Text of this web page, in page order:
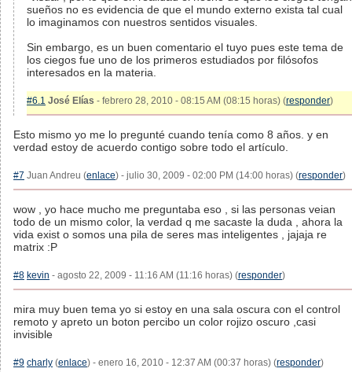
sueños no es evidencia de que el mundo externo exista tal cual
lo imaginamos con nuestros sentidos visuales.
Sin embargo, es un buen comentario el tuyo pues este tema de
los ciegos fue uno de los primeros estudiados por filósofos
interesados en la materia.
#6.1 José Elías - febrero 28, 2010 - 08:15 AM (08:15 horas) (responder)
Esto mismo yo me lo pregunté cuando tenía como 8 años. y en
verdad estoy de acuerdo contigo sobre todo el artículo.
#7 Juan Andreu (enlace) - julio 30, 2009 - 02:00 PM (14:00 horas) (responder)
wow , yo hace mucho me preguntaba eso , si las personas veian
todo de un mismo color, la verdad q me sacaste la duda , ahora la
vida exist o somos una pila de seres mas inteligentes , jajaja re
matrix :P
#8 kevin - agosto 22, 2009 - 11:16 AM (11:16 horas) (responder)
mira muy buen tema yo si estoy en una sala oscura con el control
remoto y apreto un boton percibo un color rojizo oscuro ,casi
invisible
#9 charly (enlace) - enero 16, 2010 - 12:37 AM (00:37 horas) (responder)